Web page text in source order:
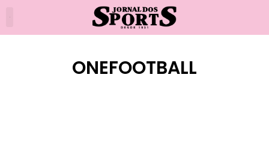
ONEFOOTBALL